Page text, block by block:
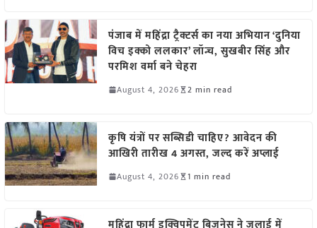
पंजाब में महिंद्रा ट्रैक्टर्स का नया अभियान ‘दुनिया
विच इक्को ललकार’ लॉन्च, सुखबीर सिंह और
परमिश वर्मा बने चेहरा
August 4, 2026 2 min read
कृषि यंत्रों पर सब्सिडी चाहिए? आवेदन की
आखिरी तारीख 4 अगस्त, जल्द करें अप्लाई
August 4, 2026 1 min read